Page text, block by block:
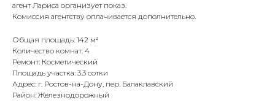
агент Лариса организует показ.
Комиссия агентству оплачивается дополнительно.
Общая площадь: 142 м²
Количество комнат: 4
Ремонт: Косметический
Площадь участка: 3.3 сотки
Адрес: г. Ростов-на-Дону, пер. Балаклавский
Район: Железнодорожный